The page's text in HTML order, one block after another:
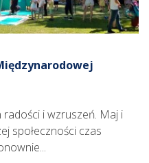
radości i wzruszeń. Maj i
społeczności czas